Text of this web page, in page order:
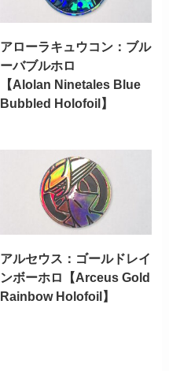
アローラキュウコン：ブル
ーバブルホロ
【Alolan Ninetales Blue
Bubbled Holofoil】
アルセウス：ゴールドレイ
ンボーホロ【Arceus Gold
Rainbow Holofoil】